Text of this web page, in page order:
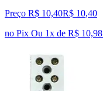
Preço R$ 10,40R$ 10,40
no Pix Ou 1x de R$